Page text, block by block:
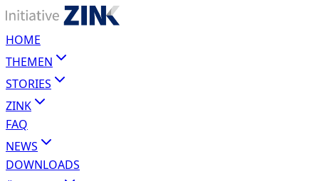
HOME
THEMEN
STORIES
ZINK
FAQ
NEWS
DOWNLOADS